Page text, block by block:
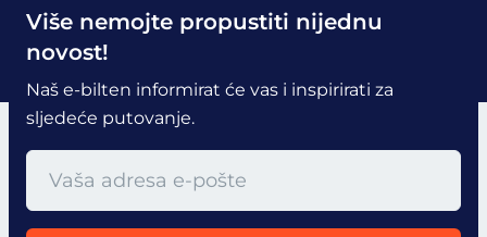
Više nemojte propustiti nijednu
novost!
Naš e-bilten informirat će vas i inspirirati za
sljedeće putovanje.